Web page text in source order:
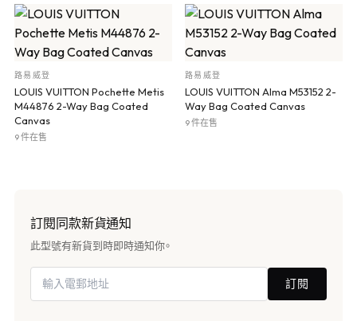
路易威登
LOUIS VUITTON Pochette Metis
M44876 2-Way Bag Coated
Canvas
9 件在售
路易威登
LOUIS VUITTON Alma M53152 2-
Way Bag Coated Canvas
9 件在售
訂閱同款新貨通知
此型號有新貨到時即時通知你。
訂閱